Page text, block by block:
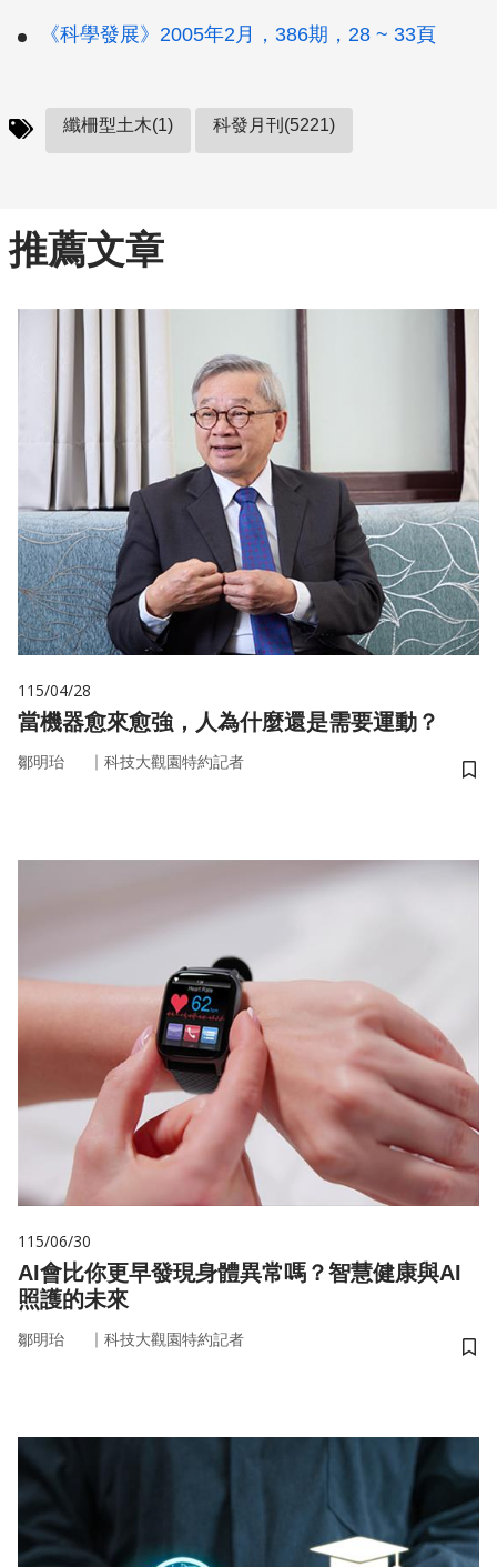
《科學發展》2005年2月，386期，28 ~ 33頁
纖柵型土木(1) 科發月刊(5221)
推薦文章
115/04/28
當機器愈來愈強，人為什麼還是需要運動？
鄒明珆 ｜ 科技大觀園特約記者
儲
115/06/30
AI會比你更早發現身體異常嗎？智慧健康與AI
照護的未來
鄒明珆 ｜ 科技大觀園特約記者
儲